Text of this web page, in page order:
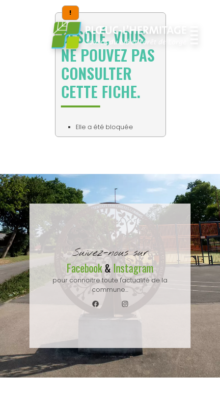
!
DESOLÉ, VOUS
NE POUVEZ PAS
CONSULTER
CETTE FICHE.
Elle a été bloquée
Suivez-nous sur
Facebook& Instagram
pour connaitre toute l'actualité de la
commune...